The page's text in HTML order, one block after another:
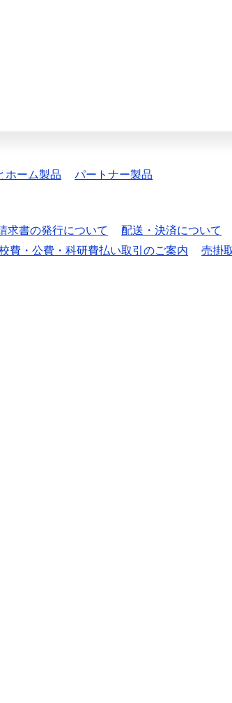
ホーム製品 パートナー製品
求書の発行について 配送・決済について
費・公費・科研費払い取引のご案内 売掛